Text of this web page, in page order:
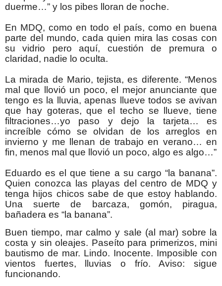
duerme…” y los pibes lloran de noche.
En MDQ, como en todo el país, como en buena
parte del mundo, cada quien mira las cosas con
su vidrio pero aquí, cuestión de premura o
claridad, nadie lo oculta.
La mirada de Mario, tejista, es diferente. “Menos
mal que llovió un poco, el mejor anunciante que
tengo es la lluvia, apenas llueve todos se avivan
que hay goteras, que el techo se llueve, tiene
filtraciones…yo paso y dejo la tarjeta… es
increíble cómo se olvidan de los arreglos en
invierno y me llenan de trabajo en verano… en
fin, menos mal que llovió un poco, algo es algo…”
Eduardo es el que tiene a su cargo “la banana”.
Quien conozca las playas del centro de MDQ y
tenga hijos chicos sabe de que estoy hablando.
Una suerte de barcaza, gomón, piragua,
bañadera es “la banana”.
Buen tiempo, mar calmo y sale (al mar) sobre la
costa y sin oleajes. Paseíto para primerizos, mini
bautismo de mar. Lindo. Inocente. Imposible con
vientos fuertes, lluvias o frío. Aviso: sigue
funcionando.